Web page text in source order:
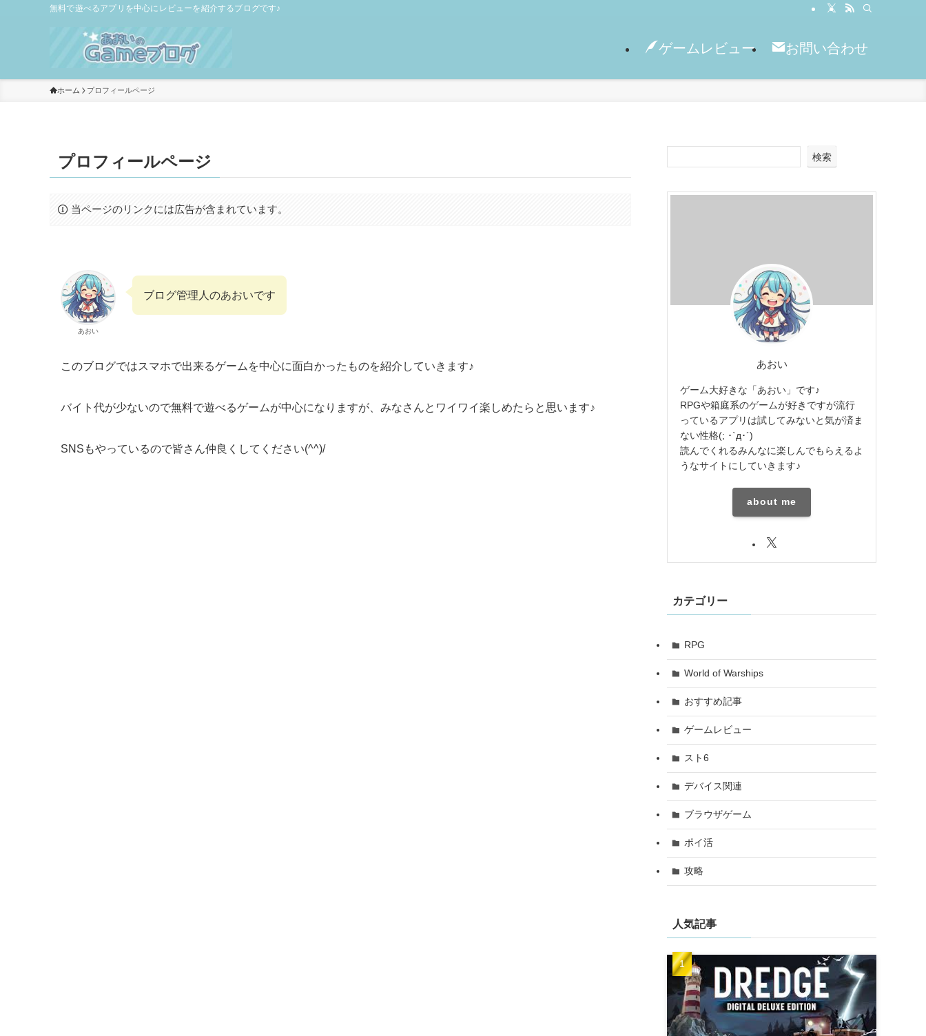
無料で遊べるアプリを中心にレビューを紹介するブログです♪
ゲームレビュー お問い合わせ
ホーム プロフィールページ
プロフィールページ
当ページのリンクには広告が含まれています。
あおい
ブログ管理人のあおいです
このブログではスマホで出来るゲームを中心に面白かったものを紹介していきます♪
バイト代が少ないので無料で遊べるゲームが中心になりますが、みなさんとワイワイ楽しめたらと思います♪
SNSもやっているので皆さん仲良くしてください(^^)/
検索
あおい
ゲーム大好きな「あおい」です♪
RPGや箱庭系のゲームが好きですが流行
っているアプリは試してみないと気が済ま
ない性格(; ･`д･´)
読んでくれるみんなに楽しんでもらえるよ
うなサイトにしていきます♪
about me
カテゴリー
RPG
World of Warships
おすすめ記事
ゲームレビュー
スト6
デバイス関連
ブラウザゲーム
ポイ活
攻略
人気記事